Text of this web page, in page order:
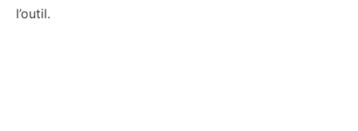
l’outil.